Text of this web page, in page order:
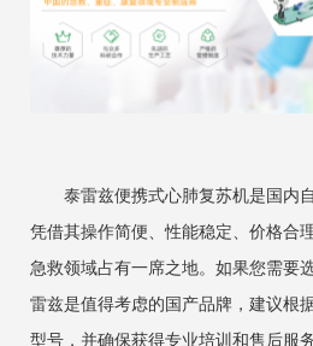
泰雷兹便携式心肺复苏机是国内自
凭借其操作简便、性能稳定、价格合
急救领域占有一席之地。如果您需要
雷兹是值得考虑的国产品牌，建议根
型号，并确保获得专业培训和售后服务